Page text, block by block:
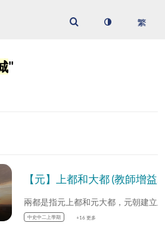
"
中史中二上學期 +16 更多